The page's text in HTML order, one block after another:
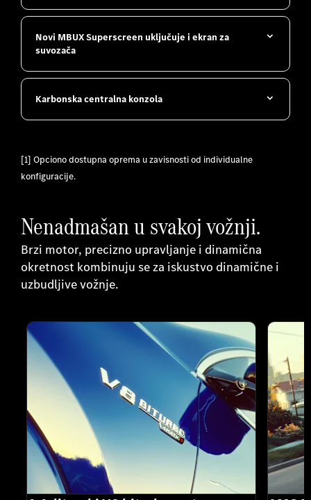
Novi MBUX Superscreen uključuje i ekran za
suvozača
Karbonska centralna konzola
[1] Opciono dostupna oprema u zavisnosti od individualne
konfiguracije.
Nenadmašan u svakoj vožnji.
Brzi motor, precizno upravljanje i dinamična
okretnost kombinuju se za iskustvo dinamične i
uzbudljive vožnje.